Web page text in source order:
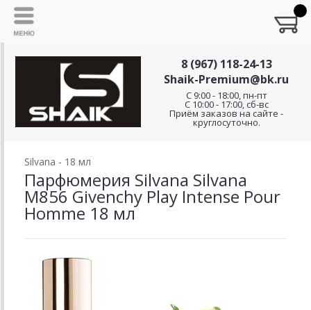
8 (967) 118-24-13
Shaik-Premium@bk.ru
C 9:00 - 18:00, пн-пт
С 10:00 - 17:00, сб-вс
Приём заказов на сайте -
круглосуточно.
Silvana - 18 мл
Парфюмерия Silvana Silvana
M856 Givenchy Play Intense Pour
Homme 18 мл